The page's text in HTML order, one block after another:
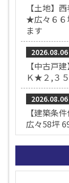
【土地】
★広々６６
ます
2026.08.06
【中古戸
Ｋ★２,３
2026.08.06
【建築条
広々58坪